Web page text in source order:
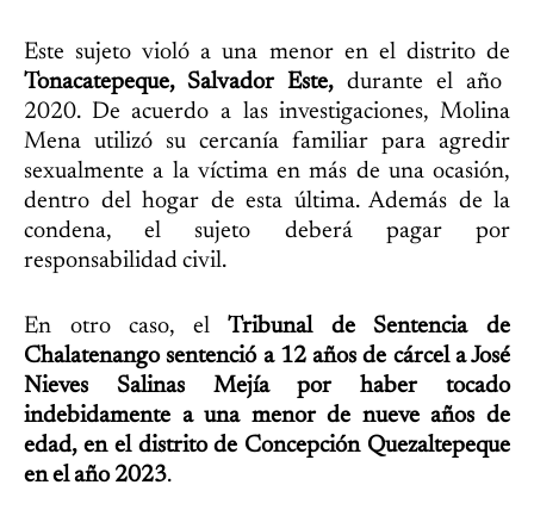
Este sujeto violó a una menor en el distrito de
Tonacatepeque, Salvador Este, durante el año
2020. De acuerdo a las investigaciones, Molina
Mena utilizó su cercanía familiar para agredir
sexualmente a la víctima en más de una ocasión,
dentro del hogar de esta última. Además de la
condena, el sujeto deberá pagar por
responsabilidad civil.
En otro caso, el Tribunal de Sentencia de
Chalatenango sentenció a 12 años de cárcel a José
Nieves Salinas Mejía por haber tocado
indebidamente a una menor de nueve años de
edad, en el distrito de Concepción Quezaltepeque
en el año 2023.